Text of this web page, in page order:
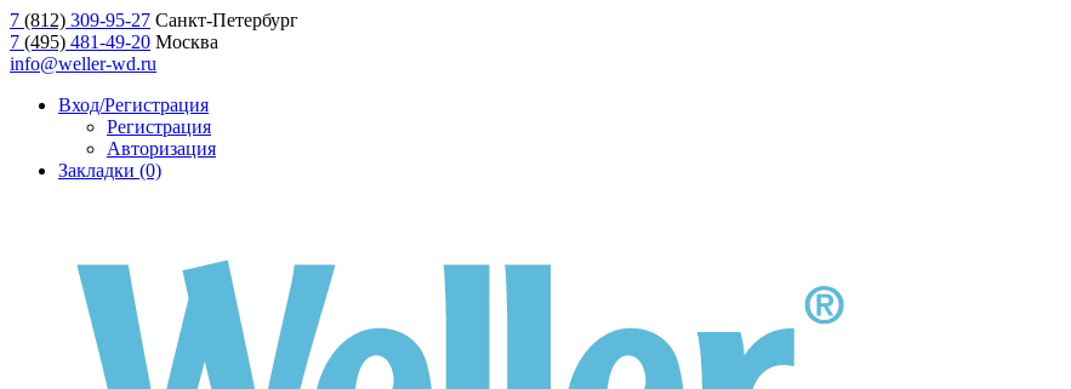
7 (812) 309-95-27 Санкт-Петербург
7 (495) 481-49-20 Москва
info@weller-wd.ru
Вход/Регистрация
Регистрация
Авторизация
Закладки (0)